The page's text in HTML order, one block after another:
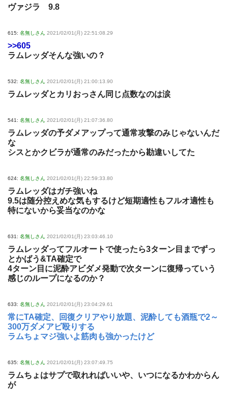
ヴァジラ 9.8
615: 名無しさん 2021/02/01(月) 22:51:08.29
>>605
ラムレッダそんな強いの？
532: 名無しさん 2021/02/01(月) 21:00:13.90
ラムレッダとカリおっさん同じ点数なのは涙
541: 名無しさん 2021/02/01(月) 21:07:36.80
ラムレッダの予ダメアップって通常攻撃のみじゃないんだ
な
シスとかクビラが通常のみだったから勘違いしてた
624: 名無しさん 2021/02/01(月) 22:59:33.80
ラムレッダはガチ強いね
9.5は随分控えめな気もするけど短期適性もフルオ適性も
特にないから妥当なのかな
631: 名無しさん 2021/02/01(月) 23:03:46.10
ラムレッダってフルオートで使ったら3ターン目までずっ
とかばう&TA確定で
4ターン目に泥酔アビダメ発動で次ターンに復帰っていう
感じのループになるのか？
633: 名無しさん 2021/02/01(月) 23:04:29.61
常にTA確定、回復クリアやり放題、泥酔しても酒瓶で2～
300万ダメアビ殴りする
ラムちょマジ強いよ筋肉も強かったけど
635: 名無しさん 2021/02/01(月) 23:07:49.75
ラムちょはサプで取れればいいや、いつになるかわからん
が